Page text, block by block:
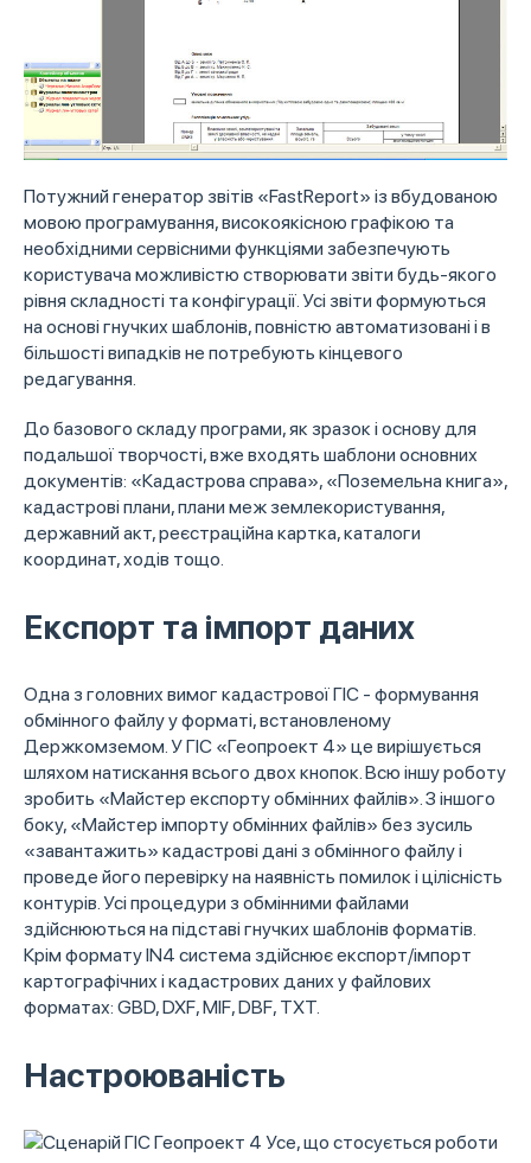
Потужний генератор звітів «FastReport» із вбудованою
мовою програмування, високоякісною графікою та
необхідними сервісними функціями забезпечують
користувача можливістю створювати звіти будь-якого
рівня складності та конфігурації. Усі звіти формуються
на основі гнучких шаблонів, повністю автоматизовані і в
більшості випадків не потребують кінцевого
редагування.
До базового складу програми, як зразок і основу для
подальшої творчості, вже входять шаблони основних
документів: «Кадастрова справа», «Поземельна книга»,
кадастрові плани, плани меж землекористування,
державний акт, реєстраційна картка, каталоги
координат, ходів тощо.
Експорт та імпорт даних
Одна з головних вимог кадастрової ГІС - формування
обмінного файлу у форматі, встановленому
Держкомземом. У ГІС «Геопроект 4» це вирішується
шляхом натискання всього двох кнопок. Всю іншу роботу
зробить «Майстер експорту обмінних файлів». З іншого
боку, «Майстер імпорту обмінних файлів» без зусиль
«завантажить» кадастрові дані з обмінного файлу і
проведе його перевірку на наявність помилок і цілісність
контурів. Усі процедури з обмінними файлами
здійснюються на підставі гнучких шаблонів форматів.
Крім формату IN4 система здійснює експорт/імпорт
картографічних і кадастрових даних у файлових
форматах: GBD, DXF, MIF, DBF, TXT.
Настроюваність
Усе, що стосується роботи